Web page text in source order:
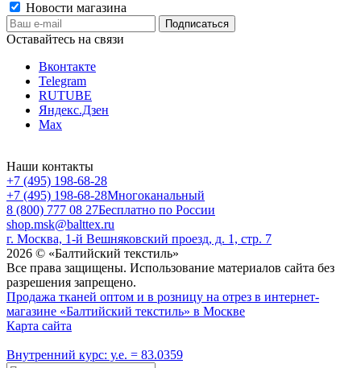
Новости магазина
Оставайтесь на связи
Вконтакте
Telegram
RUTUBE
Яндекс.Дзен
Max
Наши контакты
+7 (495) 198-68-28
+7 (495) 198-68-28Многоканальный
8 (800) 777 08 27Бесплатно по России
shop.msk@balttex.ru
г. Москва, 1-й Вешняковский проезд, д. 1, стр. 7
2026 © «Балтийский текстиль»
Все права защищены. Использование материалов сайта без
разрешения запрещено.
Продажа тканей оптом и в розницу на отрез в интернет-
магазине «Балтийский текстиль» в Москве
Карта сайта
Внутренний курс: у.е. = 83.0359